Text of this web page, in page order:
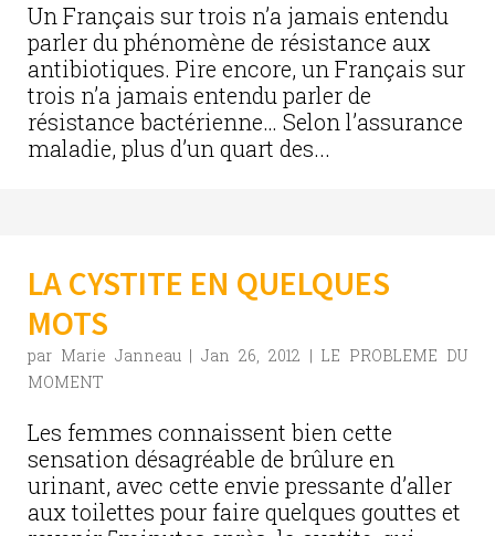
Un Français sur trois n’a jamais entendu
parler du phénomène de résistance aux
antibiotiques. Pire encore, un Français sur
trois n’a jamais entendu parler de
résistance bactérienne… Selon l’assurance
maladie, plus d’un quart des...
LA CYSTITE EN QUELQUES
MOTS
par Marie Janneau|Jan 26, 2012 | LE PROBLEME DU
MOMENT
Les femmes connaissent bien cette
sensation désagréable de brûlure en
urinant, avec cette envie pressante d’aller
aux toilettes pour faire quelques gouttes et